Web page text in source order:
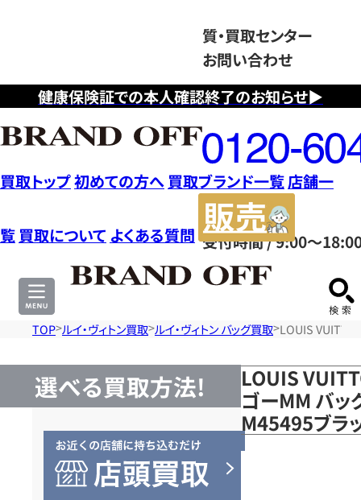
健康保険証での本人確認終了のお知らせ▶
質・買取センター
お問い合わせ
フ
リ
ー
ダ
イ
ヤ
ル
0120604117
受付時間 / 9:00～
買取トップ初めての方へ 買取ブランド一覧店舗一
覧 買取について よくある質問
サ
TOP ルイ・ヴィトン買取 ルイ・ヴィトン バッグ買取 LOUIS
選べる買取方法!
LOUIS
ゴーMM バッ
M45495ブラ